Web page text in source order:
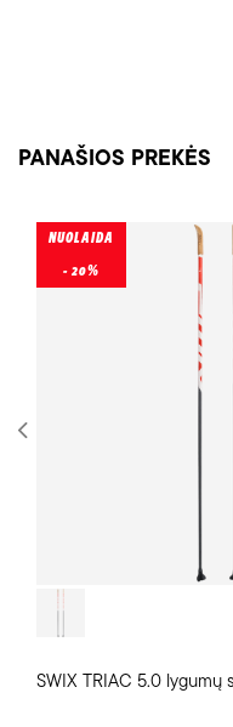
PANAŠIOS PREKĖS
SWIX TRIAC 5.0 lygumų
NUOLAIDA
- 20%